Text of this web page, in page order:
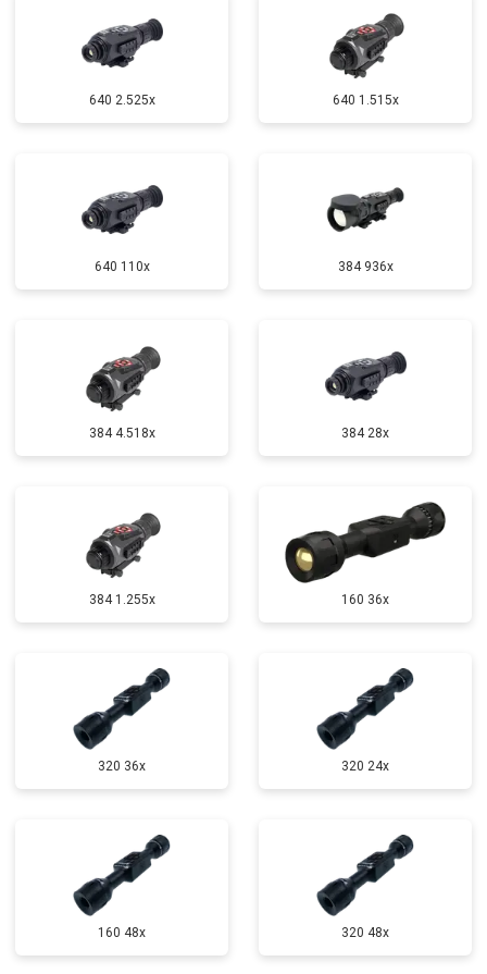
640 2.525x 640 1.515x
640 110x 384 936x
384 4.518x 384 28x
384 1.255х 160 36x
320 36x 320 24x
160 48x 320 48x